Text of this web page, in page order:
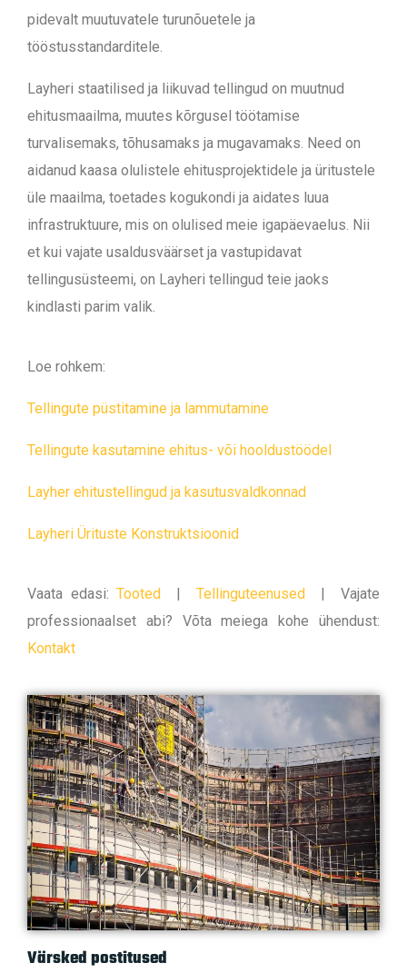
pidevalt muutuvatele turunõuetele ja
tööstusstandarditele.
Layheri staatilised ja liikuvad tellingud on muutnud
ehitusmaailma, muutes kõrgusel töötamise
turvalisemaks, tõhusamaks ja mugavamaks. Need on
aidanud kaasa olulistele ehitusprojektidele ja üritustele
üle maailma, toetades kogukondi ja aidates luua
infrastruktuure, mis on olulised meie igapäevaelus. Nii
et kui vajate usaldusväärset ja vastupidavat
tellingusüsteemi, on Layheri tellingud teie jaoks
kindlasti parim valik.
Loe rohkem:
Tellingute püstitamine ja lammutamine
Tellingute kasutamine ehitus- või hooldustöödel
Layher ehitustellingud ja kasutusvaldkonnad
Layheri Ürituste Konstruktsioonid
Vaata edasi: Tooted | Tellinguteenused | Vajate
professionaalset abi? Võta meiega kohe ühendust:
Kontakt
Värsked postitused